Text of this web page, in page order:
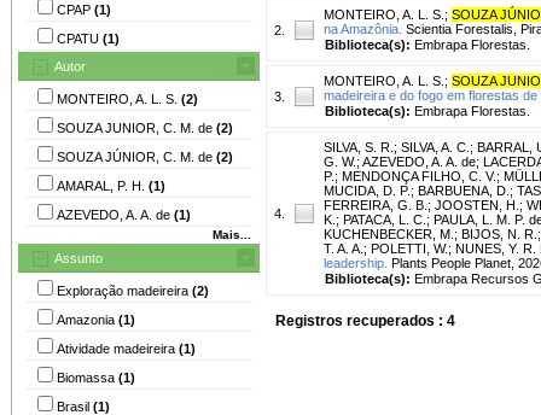
CPAP (1)
CPATU (1)
Autor
MONTEIRO, A. L. S. (2)
SOUZA JUNIOR, C. M. de (2)
SOUZA JÚNIOR, C. M. de (2)
AMARAL, P. H. (1)
AZEVEDO, A. A. de (1)
Mais...
Assunto
Exploração madeireira (2)
Amazonia (1)
Atividade madeireira (1)
Biomassa (1)
Brasil (1)
2.
MONTEIRO, A. L. S. ; SOUZA
na Amazônia. Scientia Forestalis,
Biblioteca(s): Embrapa Florestas.
3.
MONTEIRO, A. L. S. ; SOUZA
madeireira e do fogo em florestas
Biblioteca(s): Embrapa Florestas.
4.
SILVA, S. R. ; SILVA, A. C. ; BARRAL,
G. W.; AZEVEDO, A. A. de;
P. ; MENDONÇA FILHO, C. V.;
MUCIDA, D. P. ; BARBUENA, D. ;
FERREIRA, G. B. ; JOOSTEN, H. ;
K. ; PATACA, L. C. ; PAULA, L. M. P.
KUCHENBECKER, M. ; BIJOS, N. R.
T. A. A. ; POLETTI, W.; NUNES, Y. R.
leadership. Plants People Planet,
Biblioteca(s): Embrapa Recursos
Registros recuperados : 4